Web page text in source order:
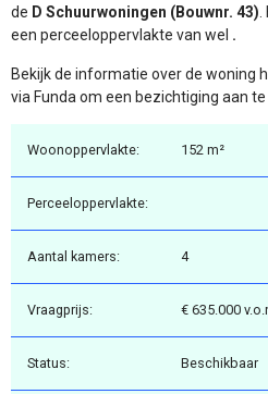
de D Schuurwoningen (Bouwnr. 43).
een perceeloppervlakte van wel .
Bekijk de informatie over de woning
via Funda om een bezichtiging aan te
Woonoppervlakte: 152 m²
Perceeloppervlakte:
Aantal kamers: 4
Vraagprijs: € 635.000
Status: Beschikbaar